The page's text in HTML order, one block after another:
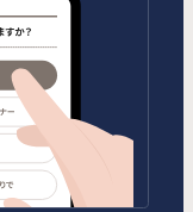
東京 池袋
東京 錦糸町
東京 赤坂
東京 上野NORTH
東京 上野御徒町
東京 新宿WEST
京都 河原町五条
京都 新町三条
京都 二条城
大阪 心斎橋
（2026年9月1日開業）
大阪 心斎橋EAST
大阪 心斎橋WEST